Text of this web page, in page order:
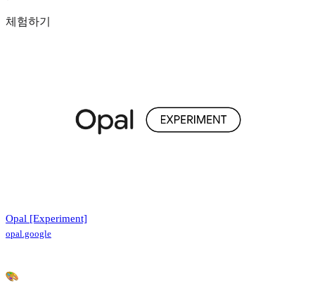
체험하기
Opal [Experiment]
opal.google